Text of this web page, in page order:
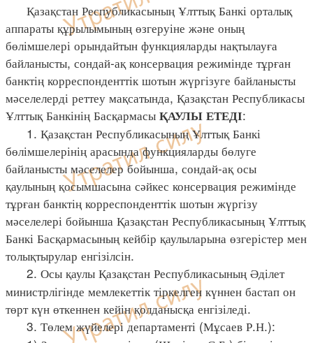
Қазақстан Республикасының Ұлттық Банкі орталық
аппараты құрылымының өзгеруіне және оның
бөлімшелері орындайтын функцияларды нақтылауға
байланысты, сондай-ақ консервация режимінде тұрған
банктің корреспонденттік шотын жүргізуге байланысты
мәселелерді реттеу мақсатында, Қазақстан Республикасы
Ұлттық Банкінің Басқармасы ҚАУЛЫ ЕТЕДІ:
1. Қазақстан Республикасының Ұлттық Банкі
бөлімшелерінің арасында функцияларды бөлуге
байланысты мәселелер бойынша, сондай-ақ осы
қаулының қосымшасына сәйкес консервация режимінде
тұрған банктің корреспонденттік шотын жүргізу
мәселелері бойынша Қазақстан Республикасының Ұлттық
Банкі Басқармасының кейбір қаулыларына өзгерістер мен
толықтырулар енгізілсін.
2. Осы қаулы Қазақстан Республикасының Әділет
министрлігінде мемлекеттік тіркелген күннен бастап он
төрт күн өткеннен кейін қолданысқа енгізіледі.
3. Төлем жүйелері департаменті (Мұсаев Р.Н.):